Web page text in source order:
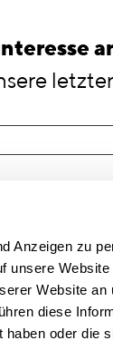
Anzeigen zu
unsere
Website
diese
oder die